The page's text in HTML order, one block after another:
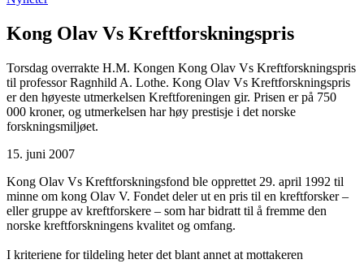
Kong Olav Vs Kreftforskningspris
Torsdag overrakte H.M. Kongen Kong Olav Vs Kreftforskningspris
til professor Ragnhild A. Lothe. Kong Olav Vs Kreftforskningspris
er den høyeste utmerkelsen Kreftforeningen gir. Prisen er på 750
000 kroner, og utmerkelsen har høy prestisje i det norske
forskningsmiljøet.
15. juni 2007
Kong Olav Vs Kreftforskningsfond ble opprettet 29. april 1992 til
minne om kong Olav V. Fondet deler ut en pris til en kreftforsker –
eller gruppe av kreftforskere – som har bidratt til å fremme den
norske kreftforskningens kvalitet og omfang.
I kriteriene for tildeling heter det blant annet at mottakeren